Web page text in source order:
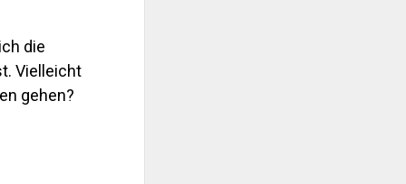
die
Vielleicht
gehen?